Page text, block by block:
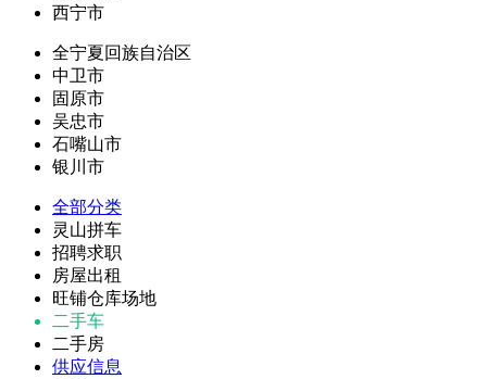
西宁市
全宁夏回族自治区
中卫市
固原市
吴忠市
石嘴山市
银川市
全部分类
灵山拼车
招聘求职
房屋出租
旺铺仓库场地
二手车
二手房
供应信息